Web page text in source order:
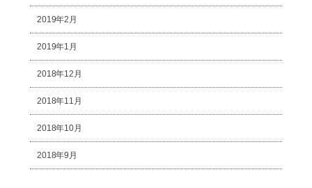
2019年2月
2019年1月
2018年12月
2018年11月
2018年10月
2018年9月